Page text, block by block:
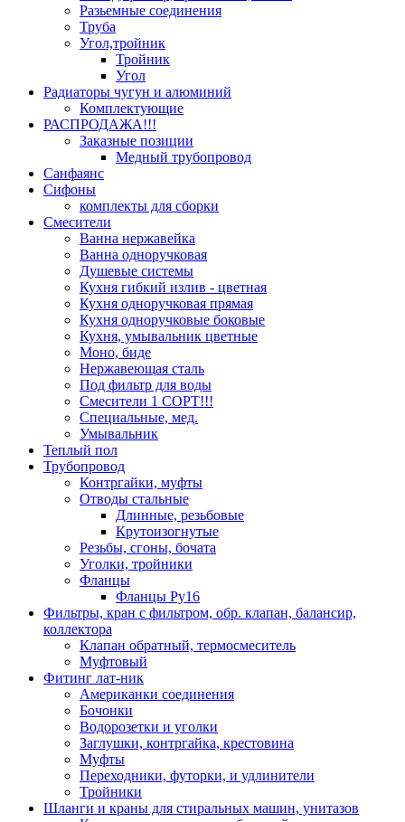
Разьемные соединения
Труба
Угол,тройник
Тройник
Угол
Радиаторы чугун и алюминий
Комплектующие
РАСПРОДАЖА!!!
Заказные позиции
Медный трубопровод
Санфаянс
Сифоны
комплекты для сборки
Смесители
Ванна нержавейка
Ванна одноручковая
Душевые системы
Кухня гибкий излив - цветная
Кухня одноручковая прямая
Кухня одноручковые боковые
Кухня, умывальник цветные
Моно, биде
Нержавеющая сталь
Под фильтр для воды
Смесители 1 СОРТ!!!
Специальные, мед.
Умывальник
Теплый пол
Трубопровод
Контргайки, муфты
Отводы стальные
Длинные, резьбовые
Крутоизогнутые
Резьбы, сгоны, бочата
Уголки, тройники
Фланцы
Фланцы Ру16
Фильтры, кран с фильтром, обр. клапан, балансир,
коллектора
Клапан обратный, термосмеситель
Муфтовый
Фитинг лат-ник
Американки соединения
Бочонки
Водорозетки и уголки
Заглушки, контргайка, крестовина
Муфты
Переходники, футорки, и удлинители
Тройники
Шланги и краны для стиральных машин, унитазов